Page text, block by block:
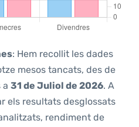
: Hem recollit les dades
mesos tancats, des de
a 31 de Juliol de 2026. A
els resultats desglossats
rendiment de